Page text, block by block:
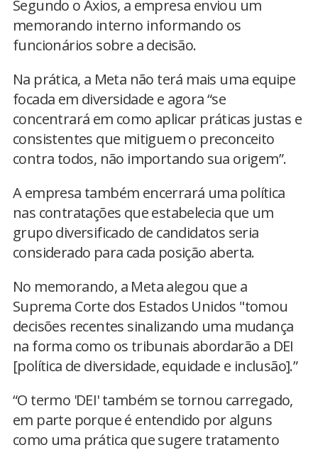
Segundo o Axios, a empresa enviou um
memorando interno informando os
funcionários sobre a decisão.
Na prática, a Meta não terá mais uma equipe
focada em diversidade e agora “se
concentrará em como aplicar práticas justas e
consistentes que mitiguem o preconceito
contra todos, não importando sua origem”.
A empresa também encerrará uma política
nas contratações que estabelecia que um
grupo diversificado de candidatos seria
considerado para cada posição aberta.
No memorando, a Meta alegou que a
Suprema Corte dos Estados Unidos "tomou
decisões recentes sinalizando uma mudança
na forma como os tribunais abordarão a DEI
[política de diversidade, equidade e inclusão].”
“O termo 'DEI' também se tornou carregado,
em parte porque é entendido por alguns
como uma prática que sugere tratamento